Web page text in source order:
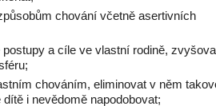
chování včetně asertivních
a cíle ve vlastní rodině,
chováním, eliminovat v něm
i nevědomě napodobovat;